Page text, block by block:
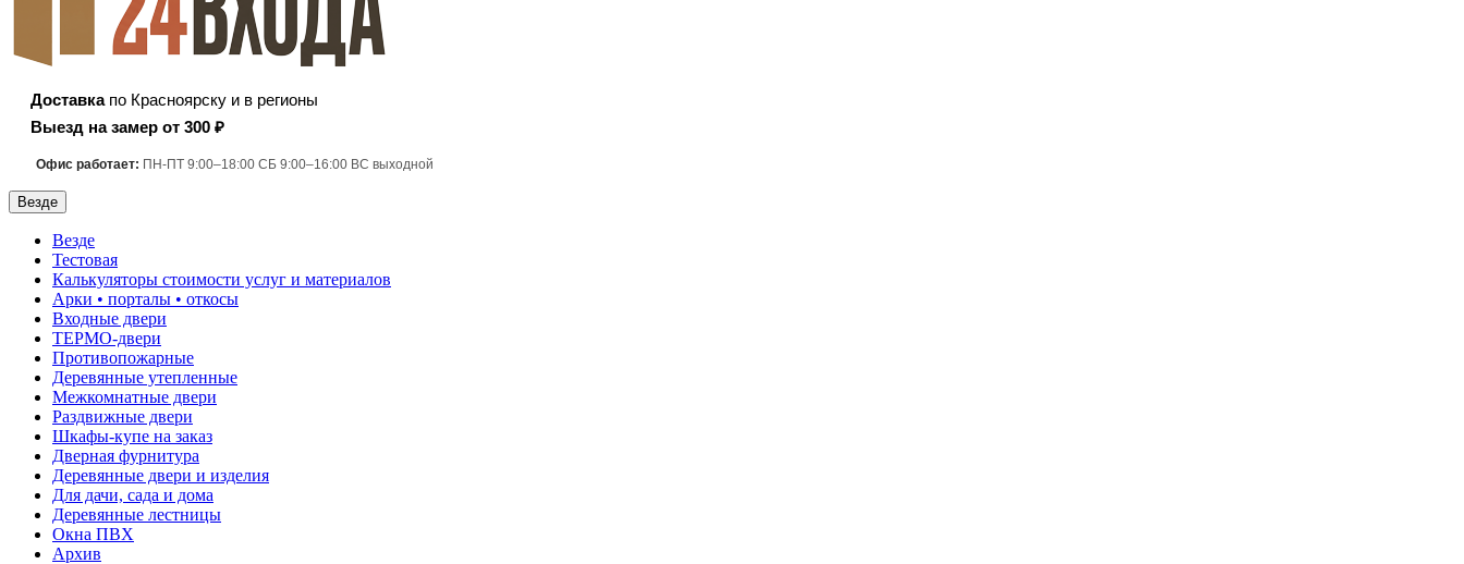
Доставкапо Красноярску и в регионы
Выезд на замер от 300 ₽
Офис работает: ПН-ПТ 9:00–18:00 СБ 9:00–16:00 ВС выходной
Везде
Везде
Тестовая
Калькуляторы стоимости услуг и материалов
Арки • порталы • откосы
Входные двери
ТЕРМО-двери
Противопожарные
Деревянные утепленные
Межкомнатные двери
Раздвижные двери
Шкафы-купе на заказ
Дверная фурнитура
Деревянные двери и изделия
Для дачи, сада и дома
Деревянные лестницы
Окна ПВХ
Архив